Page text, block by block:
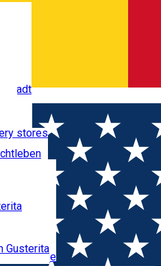
Sibiu
stores
Gusterita
Automat parcare nr.13 -